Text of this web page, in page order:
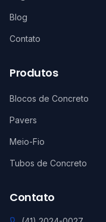
Blog
Contato
Produtos
Blocos de Concreto
Pavers
Meio-Fio
Tubos de Concreto
Contato